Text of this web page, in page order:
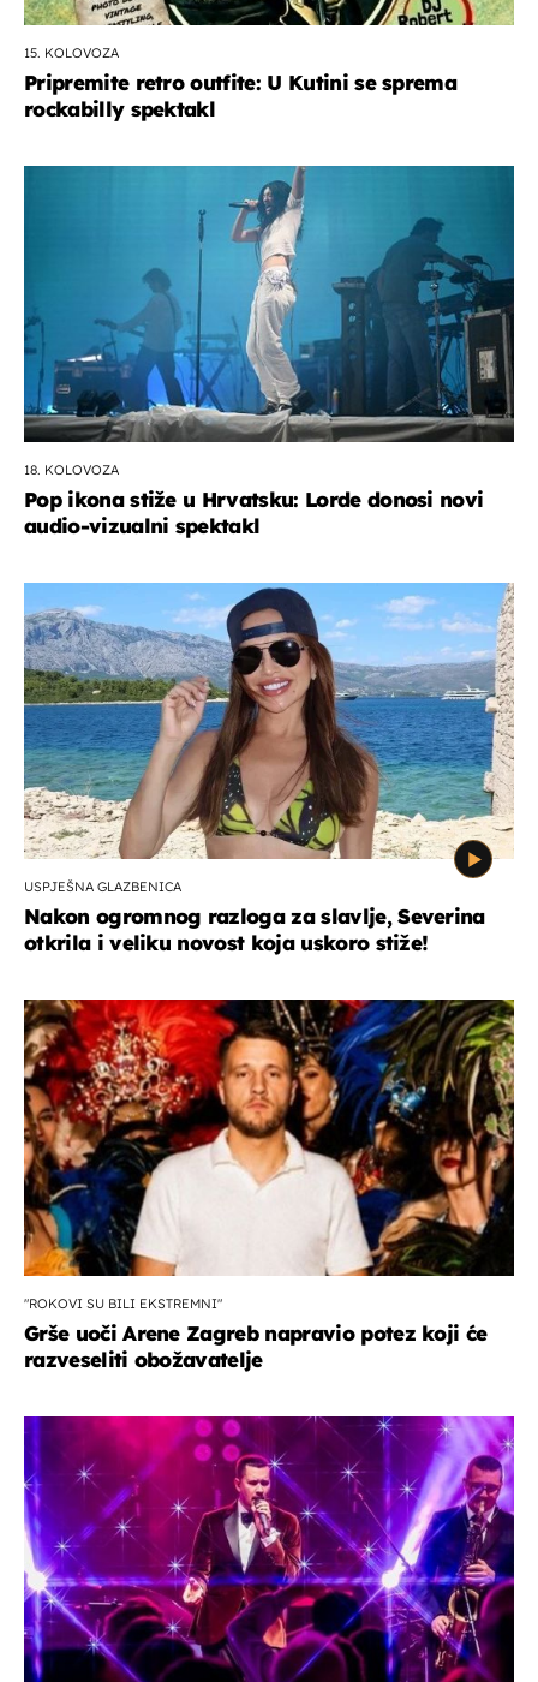
15. KOLOVOZA
Pripremite retro outfite: U Kutini se sprema
rockabilly spektakl
18. KOLOVOZA
Pop ikona stiže u Hrvatsku: Lorde donosi novi
audio-vizualni spektakl
USPJEŠNA GLAZBENICA
Nakon ogromnog razloga za slavlje, Severina
otkrila i veliku novost koja uskoro stiže!
"ROKOVI SU BILI EKSTREMNI"
Grše uoči Arene Zagreb napravio potez koji će
razveseliti obožavatelje